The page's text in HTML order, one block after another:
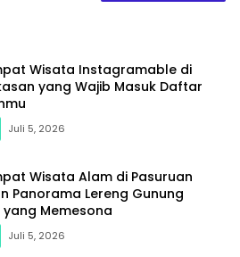
Wisata Instagramable di
yang Wajib Masuk Daftar
Juli 5, 2026
Wisata Alam di Pasuruan
Panorama Lereng Gunung
yang Memesona
Juli 5, 2026